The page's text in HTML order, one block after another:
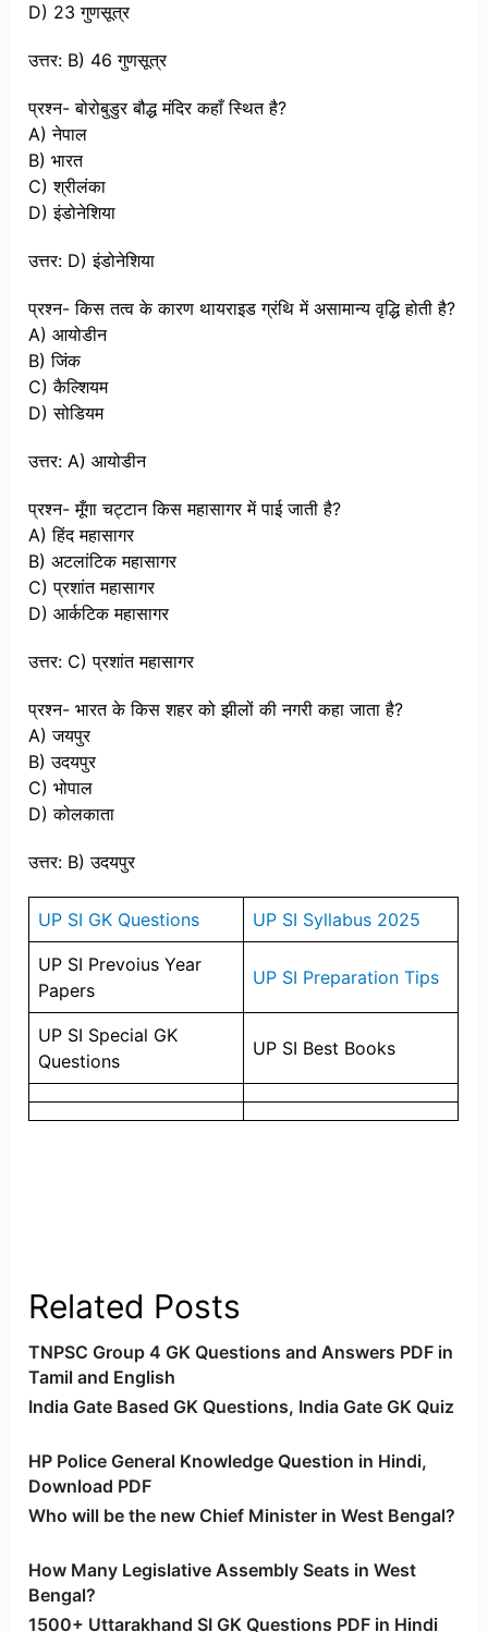
D) 23 गुणसूत्र
उत्तर: B) 46 गुणसूत्र
प्रश्न- बोरोबुडुर बौद्ध मंदिर कहाँ स्थित है?
A) नेपाल
B) भारत
C) श्रीलंका
D) इंडोनेशिया
उत्तर: D) इंडोनेशिया
प्रश्न- किस तत्व के कारण थायराइड ग्रंथि में असामान्य वृद्धि होती है?
A) आयोडीन
B) जिंक
C) कैल्शियम
D) सोडियम
उत्तर: A) आयोडीन
प्रश्न- मूँगा चट्टान किस महासागर में पाई जाती है?
A) हिंद महासागर
B) अटलांटिक महासागर
C) प्रशांत महासागर
D) आर्कटिक महासागर
उत्तर: C) प्रशांत महासागर
प्रश्न- भारत के किस शहर को झीलों की नगरी कहा जाता है?
A) जयपुर
B) उदयपुर
C) भोपाल
D) कोलकाता
उत्तर: B) उदयपुर
UP SI GK Questions UP SI Syllabus 2025
UP SI Prevoius Year
Papers
UP SI Preparation Tips
UP SI Special GK
Questions
UP SI Best Books
Related Posts
TNPSC Group 4 GK Questions and Answers PDF in
Tamil and English
India Gate Based GK Questions, India Gate GK Quiz
HP Police General Knowledge Question in Hindi,
Download PDF
Who will be the new Chief Minister in West Bengal?
How Many Legislative Assembly Seats in West
Bengal?
1500+ Uttarakhand SI GK Questions PDF in Hindi